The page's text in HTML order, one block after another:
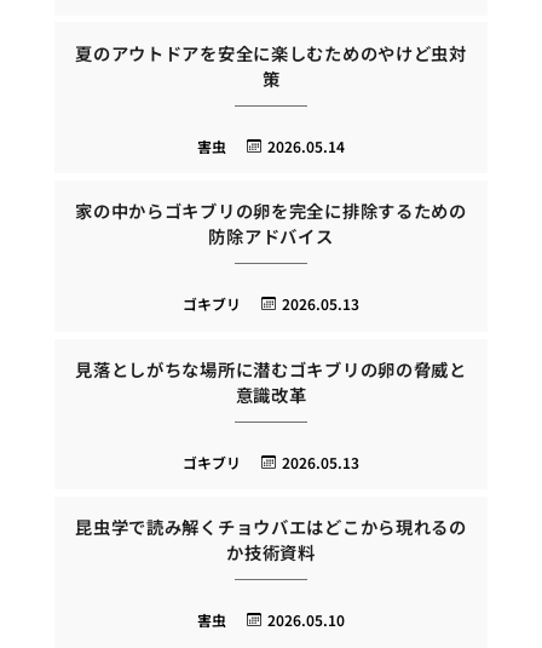
夏のアウトドアを安全に楽しむためのやけど虫対
策
2026.05.14
害虫
家の中からゴキブリの卵を完全に排除するための
防除アドバイス
2026.05.13
ゴキブリ
見落としがちな場所に潜むゴキブリの卵の脅威と
意識改革
2026.05.13
ゴキブリ
昆虫学で読み解くチョウバエはどこから現れるの
か技術資料
2026.05.10
害虫